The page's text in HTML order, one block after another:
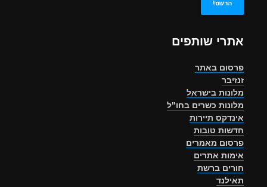
אתרי שותפים
פרסום באתר
זנזיבר
מלונות בישראל
מלונות כשרים בחו"ל
אינדקס תיירות
חדשות טובות
פרסום מאמרים
אימות אתרים
חורים ברשת
תאילנד